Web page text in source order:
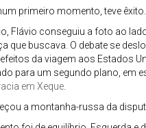
primeiro momento, teve êxito.
Flávio conseguiu a foto ao
que buscava. O debate se
da viagem aos Estados
para um segundo plano, em
em Xeque
a montanha-russa da